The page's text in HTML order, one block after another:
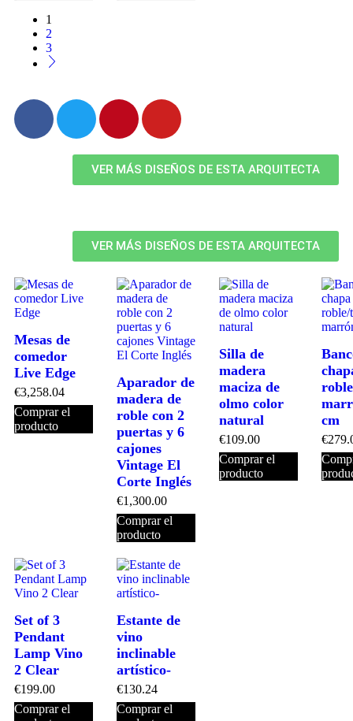
1
2
3
VER MÁS DISEÑOS DE ESTA ARQUITECTA
VER MÁS DISEÑOS DE ESTA ARQUITECTA
Mesas de
comedor
Live Edge
€3,258.04
Comprar el
producto
Aparador de
madera de
roble con 2
puertas y 6
cajones
Vintage El
Corte Inglés
€1,300.00
Comprar el
producto
Silla de
madera
maciza de
olmo color
natural
€109.00
Comprar el
producto
cm
€
Set of 3
Pendant
Lamp Vino
2 Clear
€199.00
Comprar el
Estante de
vino
inclinable
artístico-
€130.24
Comprar el